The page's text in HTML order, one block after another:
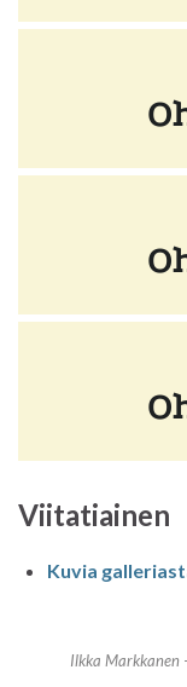
Viitatiainen
Kuvia galleriast
Ilkka Markkanen